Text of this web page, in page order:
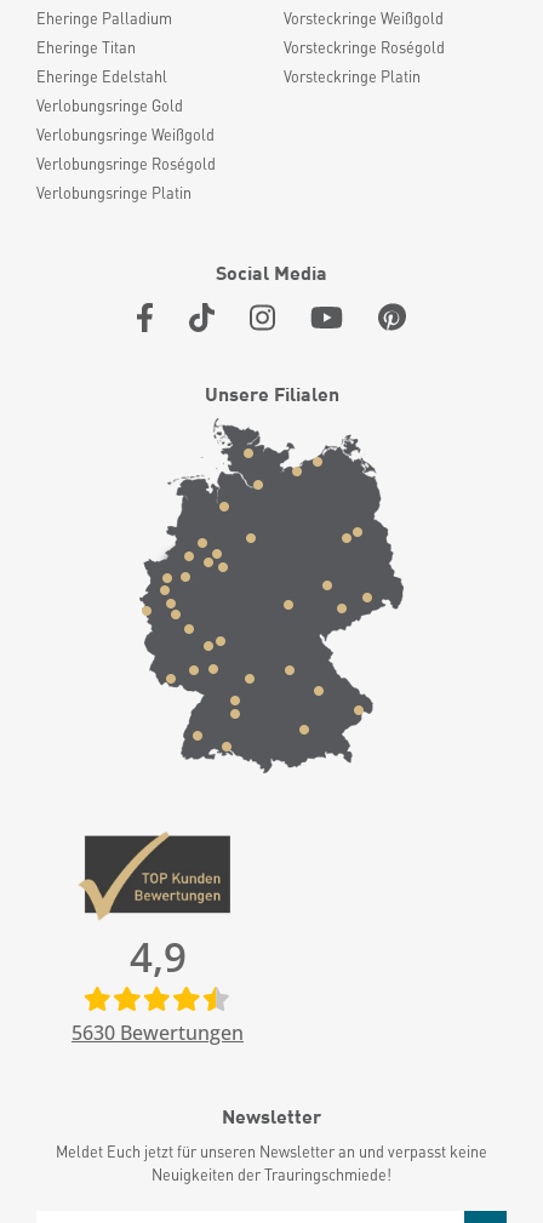
Eheringe Palladium
Eheringe Titan
Eheringe Edelstahl
Verlobungsringe Gold
Verlobungsringe Weißgold
Verlobungsringe Roségold
Verlobungsringe Platin
Vorsteckringe Weißgold
Vorsteckringe Roségold
Vorsteckringe Platin
Social Media
Unsere Filialen
4,9
5630 Bewertungen
Newsletter
Meldet Euch jetzt für unseren Newsletter an und verpasst keine
Neuigkeiten der Trauringschmiede!